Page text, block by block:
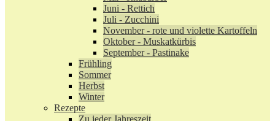
Juni - Rettich
Juli - Zucchini
November - rote und violette Kartoffeln
Oktober - Muskatkürbis
September - Pastinake
Frühling
Sommer
Herbst
Winter
Rezepte
Zu jeder Jahreszeit